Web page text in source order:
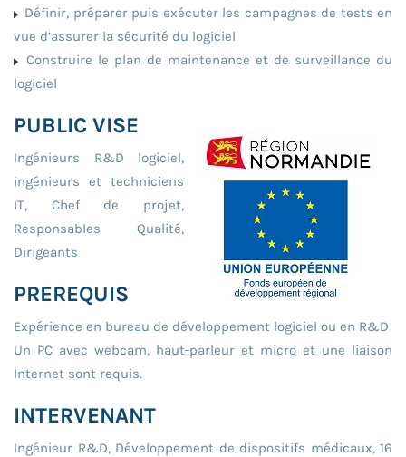
Définir, préparer puis exécuter les campagnes de tests en
vue d’assurer la sécurité du logiciel
Construire le plan de maintenance et de surveillance du
logiciel
PUBLIC VISE
Ingénieurs R&D logiciel,
ingénieurs et techniciens
IT, Chef de projet,
Responsables Qualité,
Dirigeants
PREREQUIS
Expérience en bureau de développement logiciel ou en R&D
Un PC avec webcam, haut-parleur et micro et une liaison
Internet sont requis.
INTERVENANT
Ingénieur R&D, Développement de dispositifs médicaux, 16